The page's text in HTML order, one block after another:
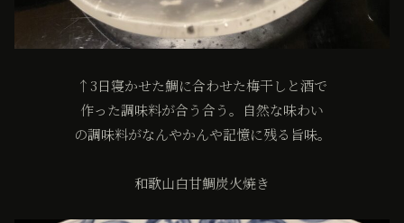
↑3日寝かせた鯛に合わせた梅干しと酒で
作った調味料が合う合う。自然な味わい
の調味料がなんやかんや記憶に残る旨味。
和歌山白甘鯛炭火焼き